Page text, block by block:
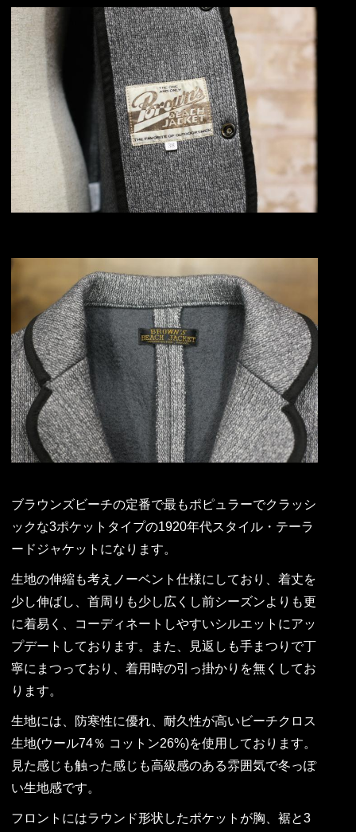
ブラウンズビーチの定番で最もポピュラーでクラッシ
ックな3ポケットタイプの1920年代スタイル・テーラ
ードジャケットになります。
生地の伸縮も考えノーベント仕様にしており、着丈を
少し伸ばし、首周りも少し広くし前シーズンよりも更
に着易く、コーディネートしやすいシルエットにアッ
プデートしております。また、見返しも手まつりで丁
寧にまつっており、着用時の引っ掛かりを無くしてお
ります。
生地には、防寒性に優れ、耐久性が高いビーチクロス
生地(ウール74％ コットン26%)を使用しております。
見た感じも触った感じも高級感のある雰囲気で冬っぽ
い生地感です。
フロントにはラウンド形状したポケットが胸、裾と3